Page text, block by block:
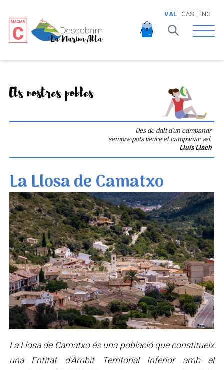
VAL| CAS| ENG
Open
Els nostres pobles
Des de dalt d'un campanar
sempre pots veure el campanar veí.
Lluís Llach
La Llosa de Camatxo
La Llosa de Camatxo és una població que constitueix
una Entitat d'Àmbit Territorial Inferior amb el